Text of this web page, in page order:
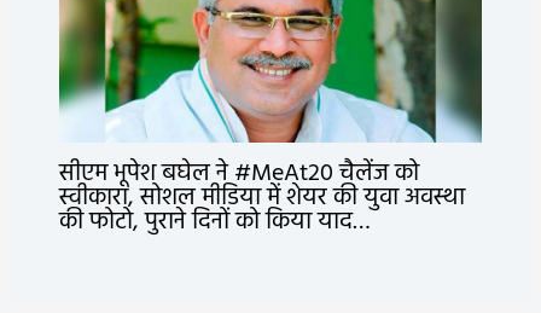
सीएम भूपेश बघेल ने #MeAt20 चैलेंज को
स्वीकारा, सोशल मीडिया में शेयर की युवा अवस्था
की फोटो, पुराने दिनों को किया याद…